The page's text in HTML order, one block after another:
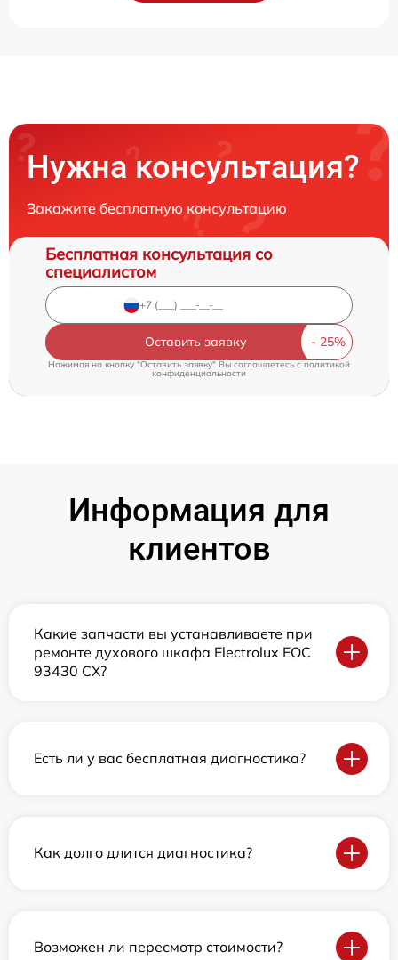
Нужна консультация?
Закажите бесплатную консультацию
Бесплатная консультация со
специалистом
Оставить заявку
Нажимая на кнопку "Оставить заявку" Вы соглашаетесь cполитикой
конфиденциальности
Информация для
клиентов
Какие запчасти вы устанавливаете при
ремонте духового шкафа Electrolux EOC
93430 CX?
Есть ли у вас бесплатная диагностика?
Как долго длится диагностика?
Возможен ли пересмотр стоимости?